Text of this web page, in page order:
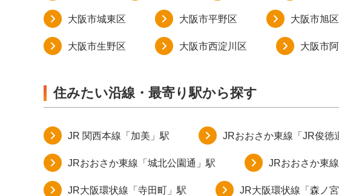
大阪市城東区 大阪市平野区 大阪市旭区
大阪市生野区 大阪市西淀川区 大阪市
住みたい沿線・最寄り駅から探す
JR 関西本線「加美」駅 JRおおさか東線「JR俊徳
JRおおさか東線「城北公園通」駅 JRおおさか東
JR大阪環状線「寺田町」駅 JR大阪環状線「森ノ